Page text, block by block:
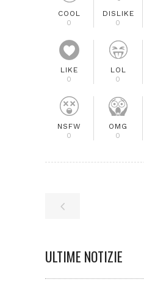
COOL
0
DISLIKE
0
LIKE
0
LOL
0
NSFW
0
OMG
0
ULTIME NOTIZIE